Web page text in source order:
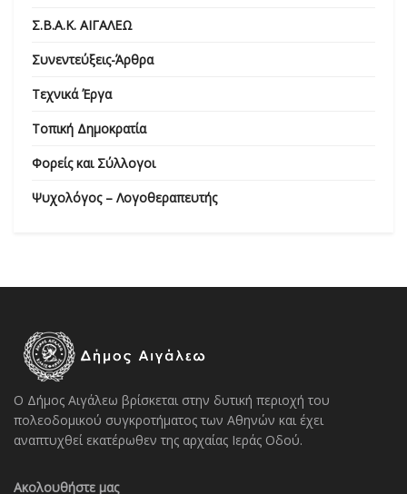
Σ.Β.Α.Κ. ΑΙΓΑΛΕΩ
Συνεντεύξεις-Άρθρα
Τεχνικά Έργα
Τοπική Δημοκρατία
Φορείς και Σύλλογοι
Ψυχολόγος – Λογοθεραπευτής
Ο Δήμος Αιγάλεω βρίσκεται στην δυτική περιοχή του
πολεοδομικού συγκροτήματος των Αθηνών και έχει
αναπτυχθεί εκατέρωθεν της αρχαίας Ιεράς Οδού.
Ακολουθήστε μας